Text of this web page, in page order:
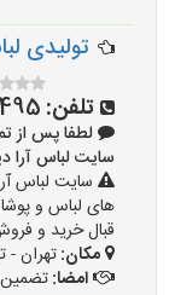
تولیدی
تلفن:
لطفا پس از
سایت لباس آرا دیده ام
سایت لباس
های لباس و
قبال خرید و
مکان:تهران -
امضا:تضمین